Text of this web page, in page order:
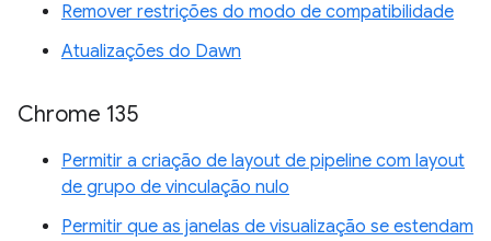
Remover restrições do modo de compatibilidade
Atualizações do Dawn
Chrome 135
Permitir a criação de layout de pipeline com layout
de grupo de vinculação nulo
Permitir que as janelas de visualização se estendam